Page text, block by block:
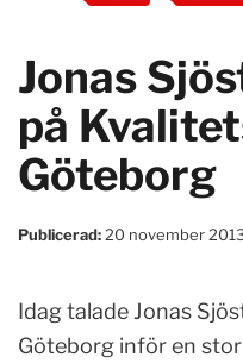
Jonas
på
Göteborg
Publicerad: 20 november
Idag talade Jonas
Göteborg inför en